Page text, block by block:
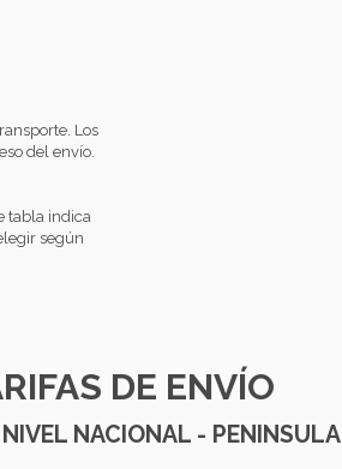
Los
del envío.
tabla indica
según
DE ENVÍO
NIVEL NACIONAL - PENINSULA